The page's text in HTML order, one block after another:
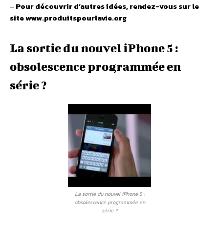
– Pour découvrir d’autres idées, rendez-vous sur le
site www.produitspourlavie.org
La sortie du nouvel iPhone 5 :
obsolescence programmée en
série ?
La sortie du nouvel iPhone 5 :
obsolescence programmée en
série ?